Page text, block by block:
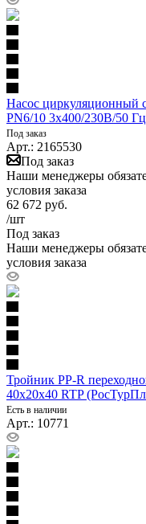
Насос циркуляционный
PN6/10 3х400/230В/50
Под заказ
Арт.: 2165530
Под заказ
Наши менеджеры
условия заказа
62 672 руб.
/шт
Под заказ
Наши менеджеры
условия заказа
Тройник PP-R
40х20х40 RTP
Есть в наличии
Арт.: 10771